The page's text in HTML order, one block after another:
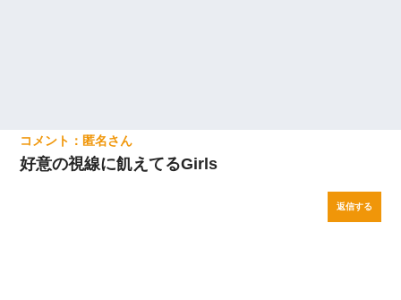
匿名
好意の視線に飢えてるGirls
返信する